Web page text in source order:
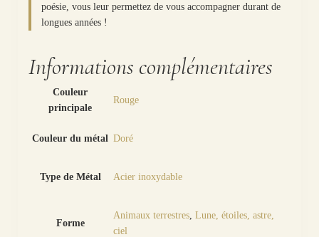
poésie, vous leur permettez de vous accompagner durant de
longues années !
Informations complémentaires
Couleur
principale
Rouge
Couleur du métal Doré
Type de Métal Acier inoxydable
Forme
Animaux terrestres, Lune, étoiles, astre,
ciel